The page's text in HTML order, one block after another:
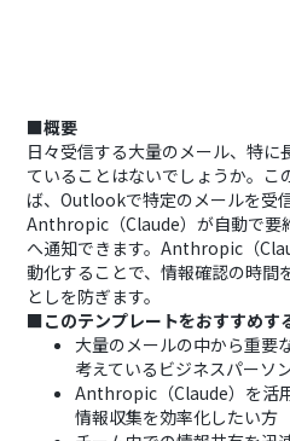
■概要
日々受信する大量のメール、特に
ていることはないでしょうか。こ
ば、Outlookで特定のメールを受
Anthropic（Claude）が自動で要
へ通知できます。Anthropic（
動化することで、情報確認の時間
としを防ぎます。
■このテンプレートをおすすめす
大量のメールの中から重要
考えているビジネスパーソ
Anthropic（Claude）を活
情報収集を効率化したい方